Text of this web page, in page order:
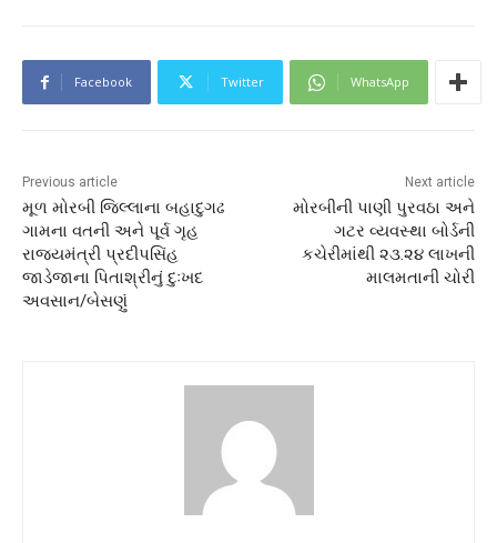
Facebook Twitter WhatsApp
Previous article
મૂળ મોરબી જિલ્લાના બહાદુગઢ
ગામના વતની અને પૂર્વ ગૃહ
રાજ્યમંત્રી પ્રદીપસિંહ
જાડેજાના પિતાશ્રીનું દુઃખદ
અવસાન/બેસણું
Next article
મોરબીની પાણી પુરવઠા અને
ગટર વ્યવસ્થા બોર્ડની
કચેરીમાંથી ૨૩.૨૪ લાખની
માલમતાની ચોરી